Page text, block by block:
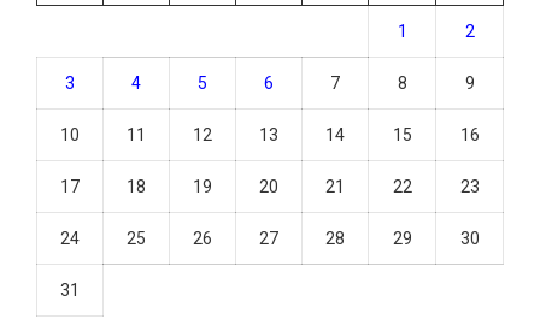
1 2
3 4 5 6 7 8 9
10 11 12 13 14 15 16
17 18 19 20 21 22 23
24 25 26 27 28 29 30
31